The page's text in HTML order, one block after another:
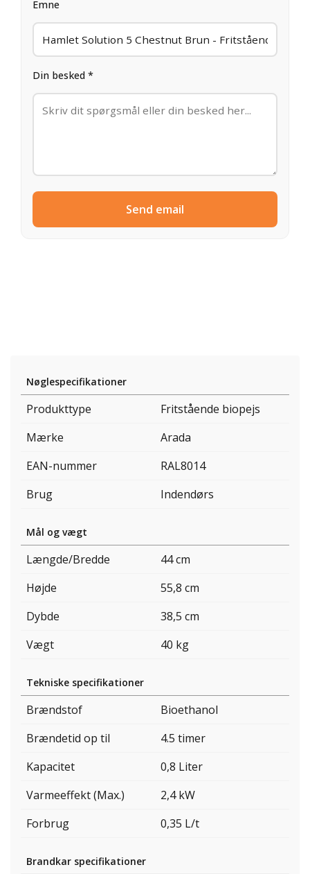
Emne
Din besked *
Send email
Nøglespecifikationer
Produkttype
Fritstående biopejs
Mærke
Arada
EAN-nummer
RAL8014
Brug
Indendørs
Mål og vægt
Længde/Bredde
44 cm
Højde
55,8 cm
Dybde
38,5 cm
Vægt
40 kg
Tekniske specifikationer
Brændstof
Bioethanol
Brændetid op til
4.5 timer
Kapacitet
0,8 Liter
Varmeeffekt (Max.)
2,4 kW
Forbrug
0,35 L/t
Brandkar specifikationer